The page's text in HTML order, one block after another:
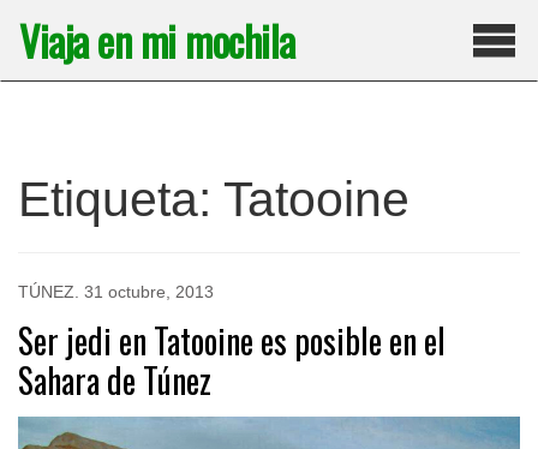
contenido
Viaja en mi mochila
Etiqueta: Tatooine
TÚNEZ 31 octubre, 2013
Ser jedi en Tatooine es posible en el
Sahara de Túnez